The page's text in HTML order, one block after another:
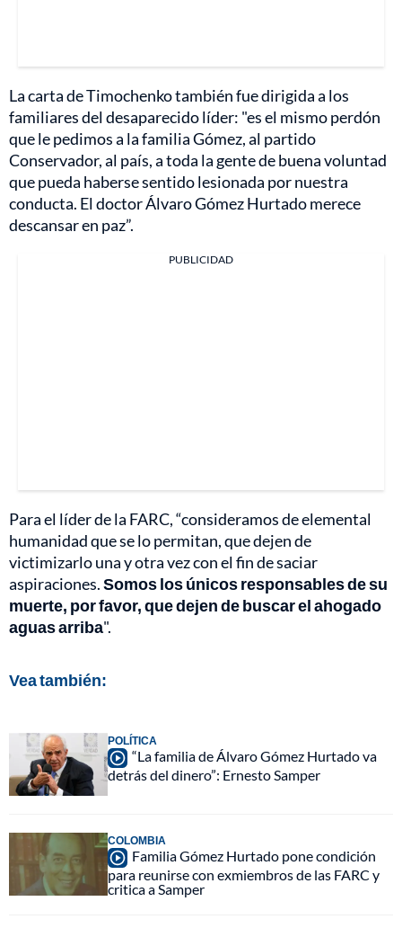
La carta de Timochenko también fue dirigida a los
familiares del desaparecido líder: "es el mismo perdón
que le pedimos a la familia Gómez, al partido
Conservador, al país, a toda la gente de buena voluntad
que pueda haberse sentido lesionada por nuestra
conducta. El doctor Álvaro Gómez Hurtado merece
descansar en paz”.
PUBLICIDAD
Para el líder de la FARC, “consideramos de elemental
humanidad que se lo permitan, que dejen de
victimizarlo una y otra vez con el fin de saciar
aspiraciones.Somos los únicos responsables de su
muerte, por favor, que dejen de buscar el ahogado
aguas arriba".
Vea también:
POLÍTICA
“La familia de Álvaro Gómez Hurtado va
detrás del dinero”: Ernesto Samper
COLOMBIA
Familia Gómez Hurtado pone condición
para reunirse con exmiembros de las FARC y
critica a Samper